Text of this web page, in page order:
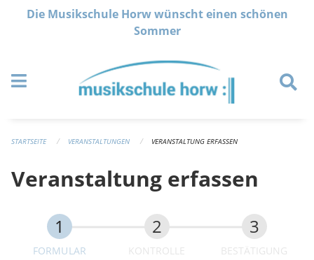
Navigation überspringen
Die Musikschule Horw wünscht einen schönen
Sommer
STARTSEITE VERANSTALTUNGEN VERANSTALTUNG ERFASSEN
Veranstaltung erfassen
FORMULAR KONTROLLE BESTÄTIGUNG